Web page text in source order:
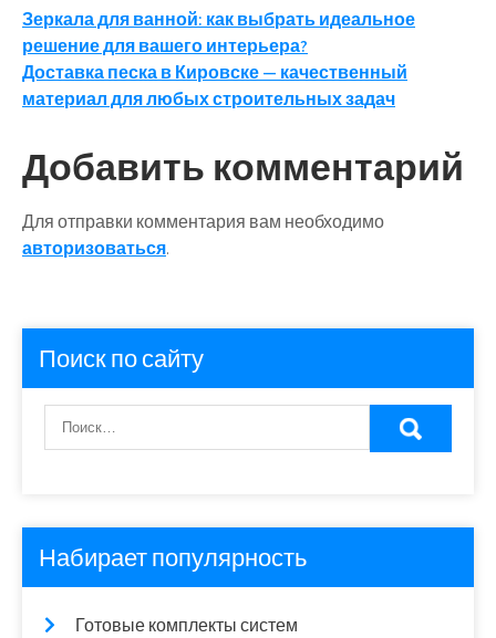
Навигация
по
записям
Зеркала для ванной: как выбрать идеальное
решение для вашего интерьера?
Доставка песка в Кировске — качественный
материал для любых строительных задач
Добавить комментарий
Для отправки комментария вам необходимо
авторизоваться.
Поиск по сайту
Набирает популярность
Готовые комплекты систем